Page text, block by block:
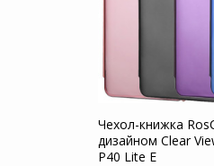
Чехол-книжка
дизайном Clear
P40 Lite E